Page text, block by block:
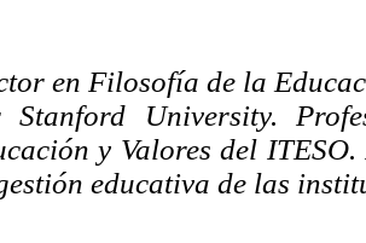
en Filosofía de la
Stanford University.
y Valores del
educativa de las